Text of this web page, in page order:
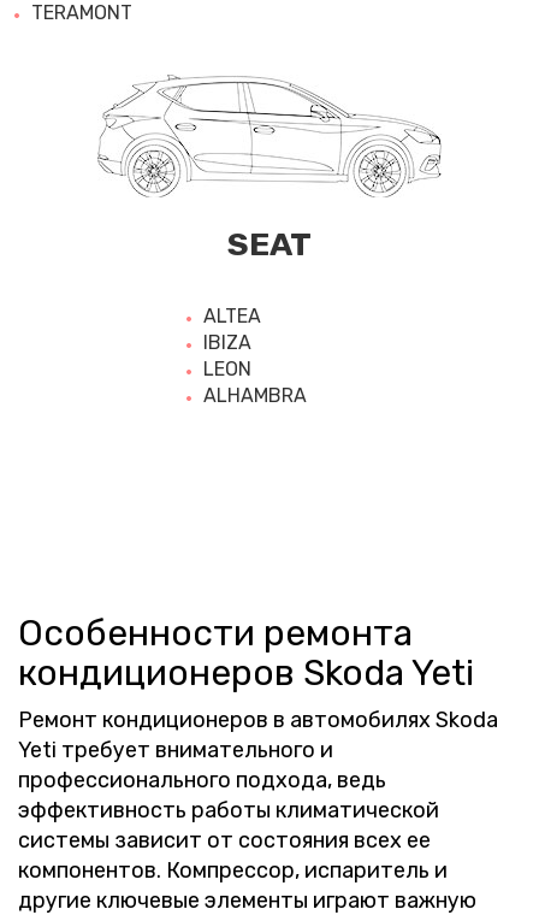
TERAMONT
SEAT
ALTEA
IBIZA
LEON
ALHAMBRA
Особенности ремонта
кондиционеров Skoda Yeti
Ремонт кондиционеров в автомобилях Skoda
Yeti требует внимательного и
профессионального подхода, ведь
эффективность работы климатической
системы зависит от состояния всех ее
компонентов. Компрессор, испаритель и
другие ключевые элементы играют важную